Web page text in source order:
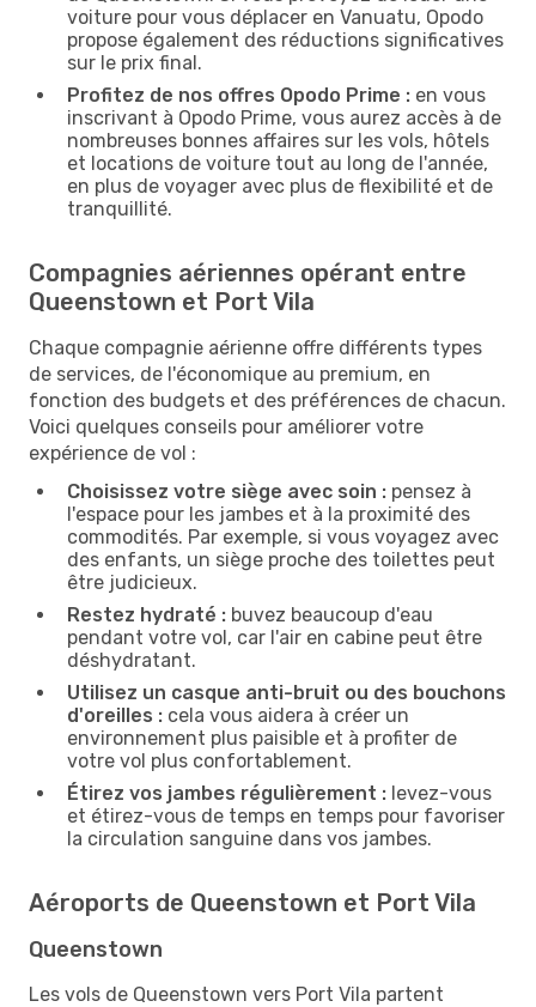
voiture pour vous déplacer en Vanuatu, Opodo
propose également des réductions significatives
sur le prix final.
Profitez de nos offres Opodo Prime : en vous
inscrivant à Opodo Prime, vous aurez accès à de
nombreuses bonnes affaires sur les vols, hôtels
et locations de voiture tout au long de l'année,
en plus de voyager avec plus de flexibilité et de
tranquillité.
Compagnies aériennes opérant entre
Queenstown et Port Vila
Chaque compagnie aérienne offre différents types
de services, de l'économique au premium, en
fonction des budgets et des préférences de chacun.
Voici quelques conseils pour améliorer votre
expérience de vol :
Choisissez votre siège avec soin : pensez à
l'espace pour les jambes et à la proximité des
commodités. Par exemple, si vous voyagez avec
des enfants, un siège proche des toilettes peut
être judicieux.
Restez hydraté : buvez beaucoup d'eau
pendant votre vol, car l'air en cabine peut être
déshydratant.
Utilisez un casque anti-bruit ou des bouchons
d'oreilles : cela vous aidera à créer un
environnement plus paisible et à profiter de
votre vol plus confortablement.
Étirez vos jambes régulièrement : levez-vous
et étirez-vous de temps en temps pour favoriser
la circulation sanguine dans vos jambes.
Aéroports de Queenstown et Port Vila
Queenstown
Les vols de Queenstown vers Port Vila partent